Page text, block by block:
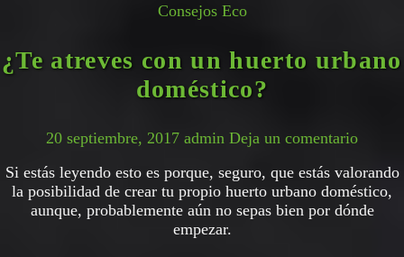
Consejos Eco
¿Te atreves con un huerto urbano
doméstico?
20 septiembre, 2017 admin Deja un comentario
Si estás leyendo esto es porque, seguro, que estás valorando
la posibilidad de crear tu propio huerto urbano doméstico,
aunque, probablemente aún no sepas bien por dónde
empezar.